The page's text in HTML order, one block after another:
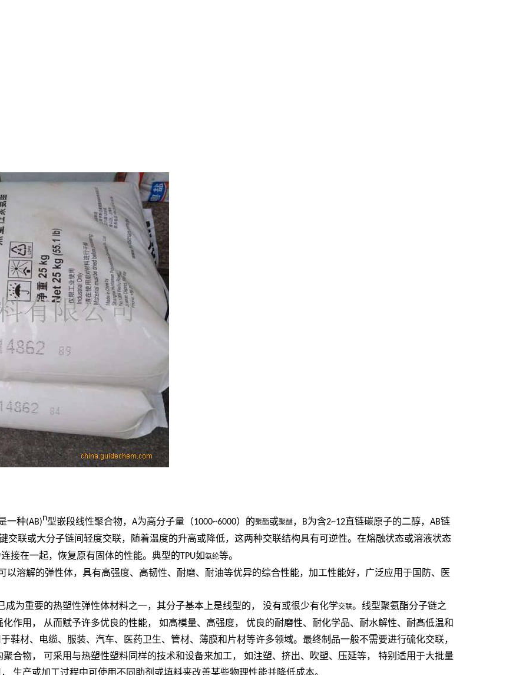
一种(AB)n型嵌段线性聚合物， A为高分子量（1000~6000）的聚酯或聚醚， B为含2~12 直链碳原子的二醇， AB链
交联或大分子链间轻度交联，随着温度的升高或降低，这两种交联结构具有可逆性。在熔融状态或溶液状态
接在一起，恢复原有固体的性能。典型的TPU如氨纶等。
以溶解的弹性体，具有高强度、高韧性、耐磨、耐油等优异的综合性能，加工性能好，广泛应用于国防、医
成为重要的热塑性弹性体材料之一，其分子基本上是线型的， 没有或很少有化学交联。线型聚氨酯分子链之
作用， 从而赋予许多优良的性能， 如高模量、高强度，
优良的耐磨性、耐化学品、耐水解性、耐髙低温和
鞋材、电缆、服装、汽车、医药卫生、管材、薄膜和片材等许多领域。最终制品一般不需要进行硫化交联，
合物， 可采用与热塑性塑料同样的技术和设备来加工， 如注塑、挤出、吹塑、压延等，
特别适用于大批量